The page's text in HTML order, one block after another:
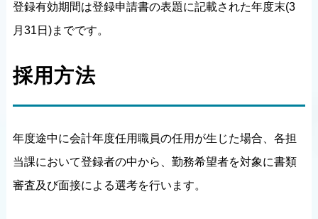
登録有効期間は登録申請書の表題に記載された年度末(3
⽉31⽇)までです。
採用方法
年度途中に会計年度任用職員の任用が生じた場合、各担
当課において登録者の中から、勤務希望者を対象に書類
審査及び⾯接による選考を⾏います。